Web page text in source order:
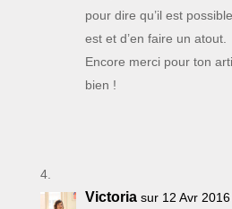
pour dire qu’il est
est et d’en faire un atout.
Encore merci pour ton
bien !
Victoria sur 12 Avr